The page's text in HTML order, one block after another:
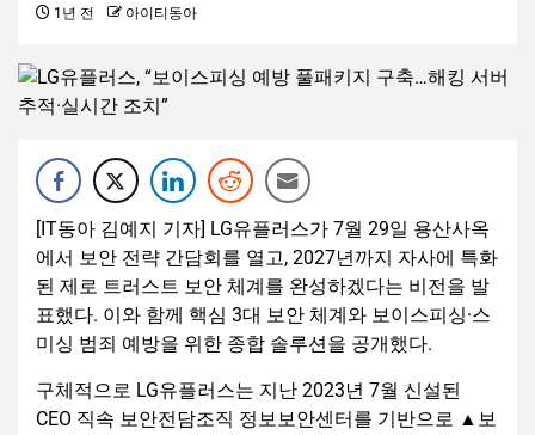
1년 전 아이티동아
[IT동아 김예지 기자] LG유플러스가 7월 29일 용산사옥
에서 보안 전략 간담회를 열고, 2027년까지 자사에 특화
된 제로 트러스트 보안 체계를 완성하겠다는 비전을 발
표했다. 이와 함께 핵심 3대 보안 체계와 보이스피싱·스
미싱 범죄 예방을 위한 종합 솔루션을 공개했다.
구체적으로 LG유플러스는 지난 2023년 7월 신설된
CEO 직속 보안전담조직 정보보안센터를 기반으로 ▲보